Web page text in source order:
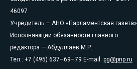
46097
Учредитель — АНО «Парламентская газета»
Исполняющий обязанности главного
редактора — Абдуллаев М.Р.
Тел.: +7 (495) 637–69–79 E-mail: pg@pnp.ru